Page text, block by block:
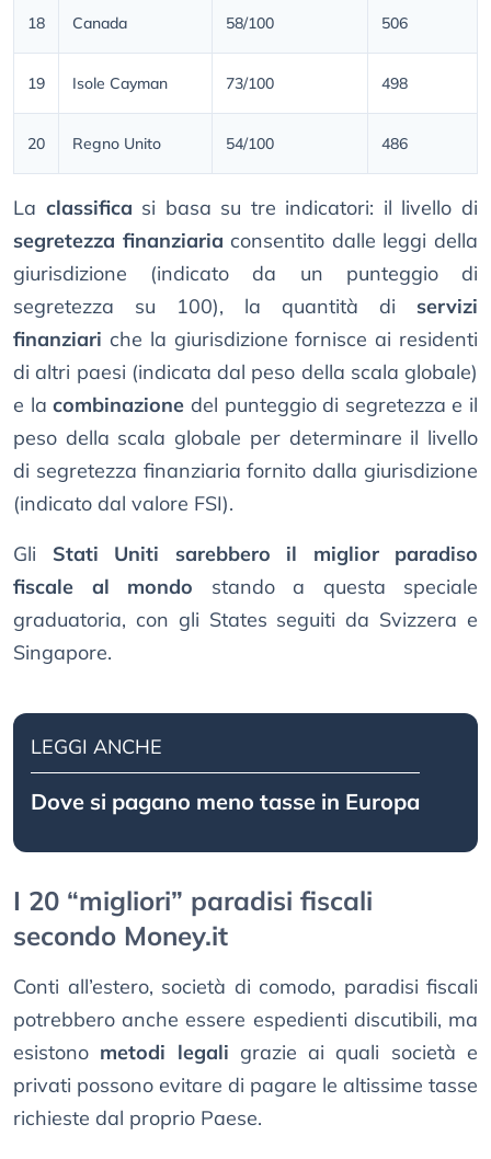
18 Canada 58/100 506
19 Isole Cayman 73/100 498
20 Regno Unito 54/100 486
La classifica si basa su tre indicatori: il livello di
segretezza finanziaria consentito dalle leggi della
giurisdizione (indicato da un punteggio di
segretezza su 100), la quantità di servizi
finanziari che la giurisdizione fornisce ai residenti
di altri paesi (indicata dal peso della scala globale)
e lacombinazione del punteggio di segretezza e il
peso della scala globale per determinare il livello
di segretezza finanziaria fornito dalla giurisdizione
(indicato dal valore FSI).
Gli Stati Uniti sarebbero il miglior paradiso
fiscale al mondo stando a questa speciale
graduatoria, con gli States seguiti da Svizzera e
Singapore.
LEGGI ANCHE
Dove si pagano meno tasse in Europa
I 20 “migliori” paradisi fiscali
secondo Money.it
Conti all’estero, società di comodo, paradisi fiscali
potrebbero anche essere espedienti discutibili, ma
esistono metodi legali grazie ai quali società e
privati possono evitare di pagare le altissime tasse
richieste dal proprio Paese.